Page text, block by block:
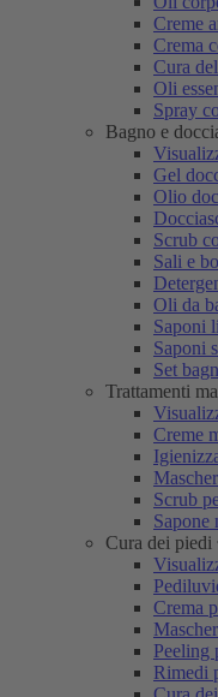
Creme
Crema
Cura
Oli
Spray
Bagno e
Gel
Olio
Scrub
Sali e
Oli da
Saponi
Saponi
Set
Trattamenti
Creme
Scrub
Sapone
Cura dei piedi
Crema
Peeling
Rimedi